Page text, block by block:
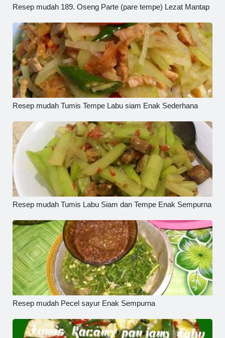
Resep mudah 189. Oseng Parte (pare tempe) Lezat Mantap
Resep mudah Tumis Tempe Labu siam Enak Sederhana
Resep mudah Tumis Labu Siam dan Tempe Enak Sempurna
Resep mudah Pecel sayur Enak Sempurna